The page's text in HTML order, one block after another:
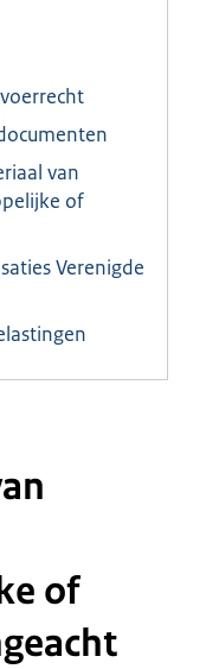
van
of
Verenigde
of